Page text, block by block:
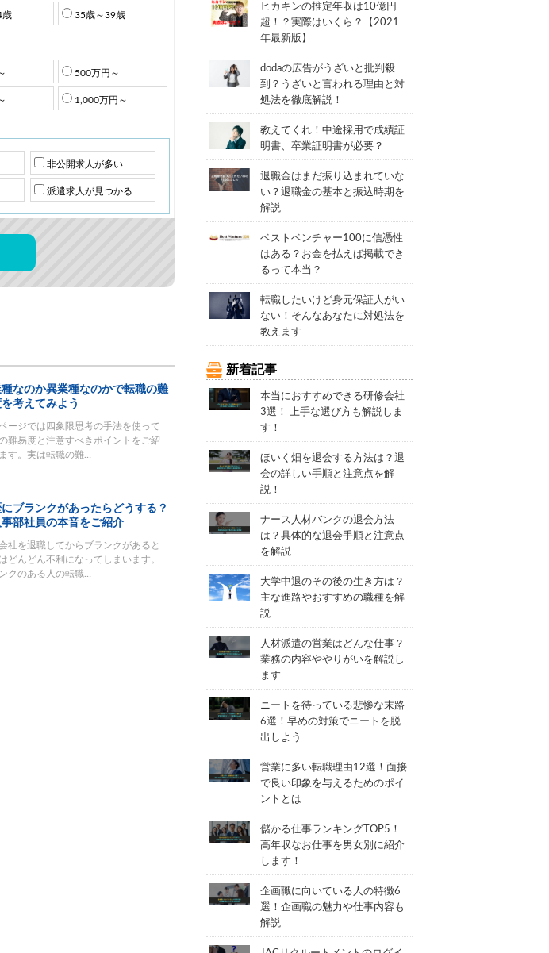
歳 35歳～39歳
500万円～
1,000万円～
非公開求人が多い
派遣求人が見つかる
種なのか異業種なのかで転職の難
考えてみよう
ージでは四象限思考の手法を使って
難易度と注意すべきポイントをご紹
す。実は転職の難…
ブランクがあったらどうする？
事部社員の本音をご紹介
社を退職してからブランクがあると
どんどん不利になってしまいます。
クのある人の転職…
ヒカキンの推定年収は10億円
超！？実際はいくら？【2021
年最新版】
dodaの広告がうざいと批判殺
到？うざいと言われる理由と対
処法を徹底解説！
教えてくれ！中途採用で成績証
明書、卒業証明書が必要？
退職金はまだ振り込まれていな
い？退職金の基本と振込時期を
解説
ベストベンチャー100に信憑性
はある？お金を払えば掲載でき
るって本当？
転職したいけど身元保証人がい
ない！そんなあなたに対処法を
教えます
新着記事
本当におすすめできる研修会社
3選！ 上手な選び方も解説しま
す！
ほいく畑を退会する方法は？退
会の詳しい手順と注意点を解
説！
ナース人材バンクの退会方法
は？具体的な退会手順と注意点
を解説
大学中退のその後の生き方は？
主な進路やおすすめの職種を解
説
人材派遣の営業はどんな仕事？
業務の内容ややりがいを解説し
ます
ニートを待っている悲惨な末路
6選！早めの対策でニートを脱
出しよう
営業に多い転職理由12選！面接
で良い印象を与えるためのポイ
ントとは
儲かる仕事ランキングTOP5！
高年収なお仕事を男女別に紹介
します！
企画職に向いている人の特徴6
選！企画職の魅力や仕事内容も
解説